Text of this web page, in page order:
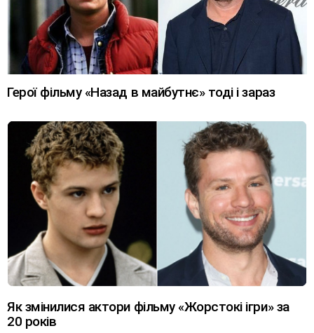
Герої фільму «Назад в майбутнє» тоді і зараз
Як змінилися актори фільму «Жорстокі ігри» за
20 років